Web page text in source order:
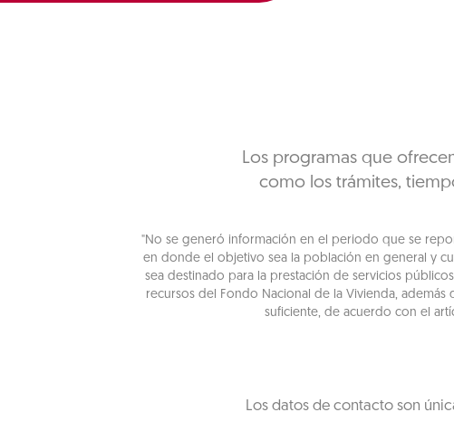
Los programas que
como los trámites,
"No se generó información en el periodo que se
en donde el objetivo sea la población en general y
sea destinado para la prestación de servicios
recursos del Fondo Nacional de la Vivienda,
suficiente, de acuerdo con el
Los datos de contacto son